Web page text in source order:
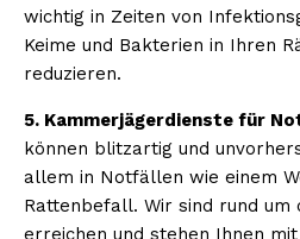
wichtig in Zeiten von
Keime und Bakterien in Ihren
reduzieren.
5. Kammerjägerdienste für
können blitzartig und
allem in Notfällen wie einem
Rattenbefall. Wir sind rund um
erreichen und stehen Ihnen